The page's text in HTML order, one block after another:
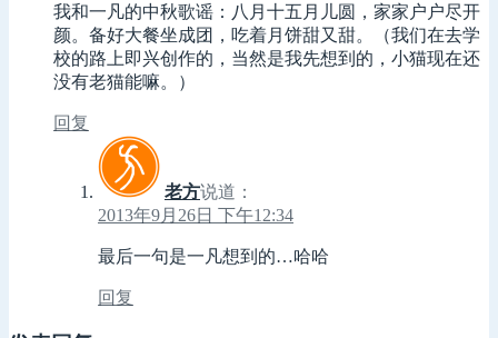
我和一凡的中秋歌谣：八月十五月儿圆，家家户户尽开
颜。备好大餐坐成团，吃着月饼甜又甜。（我们在去学
校的路上即兴创作的，当然是我先想到的，小猫现在还
没有老猫能嘛。）
回复
老方说道：
2013年9月26日 下午12:34
最后一句是一凡想到的…哈哈
回复